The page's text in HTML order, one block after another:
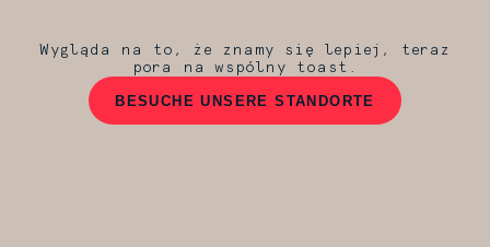
Wygląda na to, że znamy się lepiej, teraz
pora na wspólny toast.
BESUCHE UNSERE STANDORTE